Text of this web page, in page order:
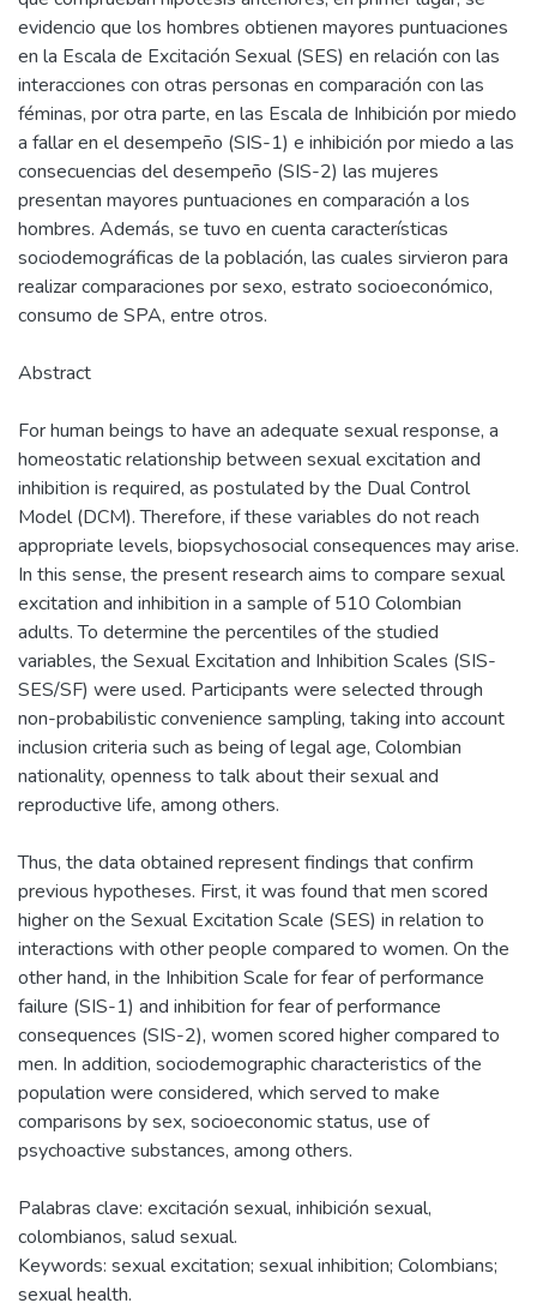
evidencio que los hombres obtienen mayores puntuaciones
en la Escala de Excitación Sexual (SES) en relación con las
interacciones con otras personas en comparación con las
féminas, por otra parte, en las Escala de Inhibición por miedo
a fallar en el desempeño (SIS-1) e inhibición por miedo a las
consecuencias del desempeño (SIS-2) las mujeres
presentan mayores puntuaciones en comparación a los
hombres. Además, se tuvo en cuenta características
sociodemográficas de la población, las cuales sirvieron para
realizar comparaciones por sexo, estrato socioeconómico,
consumo de SPA, entre otros.
Abstract
For human beings to have an adequate sexual response, a
homeostatic relationship between sexual excitation and
inhibition is required, as postulated by the Dual Control
Model (DCM). Therefore, if these variables do not reach
appropriate levels, biopsychosocial consequences may arise.
In this sense, the present research aims to compare sexual
excitation and inhibition in a sample of 510 Colombian
adults. To determine the percentiles of the studied
variables, the Sexual Excitation and Inhibition Scales (SIS-
SES/SF) were used. Participants were selected through
non-probabilistic convenience sampling, taking into account
inclusion criteria such as being of legal age, Colombian
nationality, openness to talk about their sexual and
reproductive life, among others.
Thus, the data obtained represent findings that confirm
previous hypotheses. First, it was found that men scored
higher on the Sexual Excitation Scale (SES) in relation to
interactions with other people compared to women. On the
other hand, in the Inhibition Scale for fear of performance
failure (SIS-1) and inhibition for fear of performance
consequences (SIS-2), women scored higher compared to
men. In addition, sociodemographic characteristics of the
population were considered, which served to make
comparisons by sex, socioeconomic status, use of
psychoactive substances, among others.
Palabras clave: excitación sexual, inhibición sexual,
colombianos, salud sexual.
Keywords: sexual excitation; sexual inhibition; Colombians;
sexual health.